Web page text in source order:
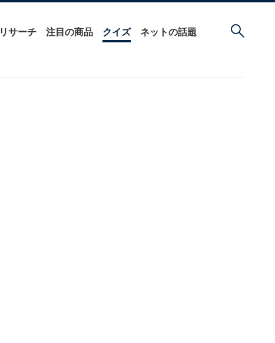
リサーチ 注目の商品 クイズ ネットの話題